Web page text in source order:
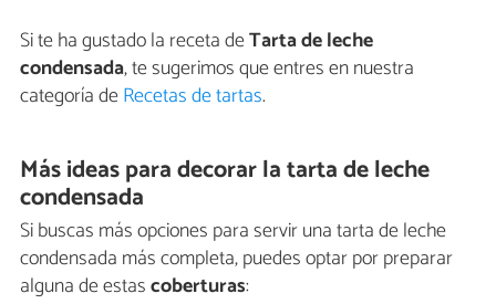
Si te ha gustado la receta deTarta de leche
condensada, te sugerimos que entres en nuestra
categoría deRecetas de tartas.
Más ideas para decorar la tarta de leche
condensada
Si buscas más opciones para servir una tarta de leche
condensada más completa, puedes optar por preparar
alguna de estascoberturas: